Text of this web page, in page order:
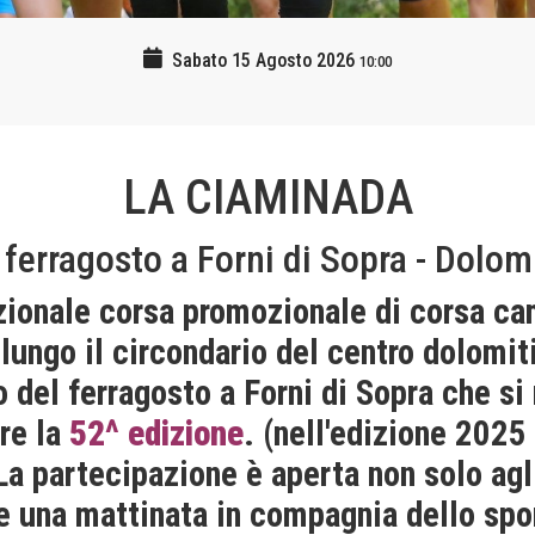
Sabato 15 Agosto 2026 10:00
LA CIAMINADA
a Forni di Sopra -
corsa promozionale di corsa
il circondario del centro
del ferragosto a Forni di Sopra che
la 52^ edizione. (nell'edizione
partecipazione è aperta non solo
una mattinata in compagnia dello